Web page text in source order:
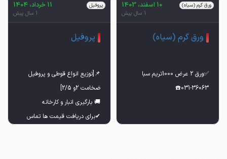
ورق گرم (سیاه) 10 اسفند، 1403
1 سال پیش
ورق گرم (سیاه)
031-36063☎️
پروفیل 11 خرداد، 1404
1 سال پیش
پروفیل
📌[توزیع انواع قوطی و پروفیل
✔برای دریافت قیمت ها تماس